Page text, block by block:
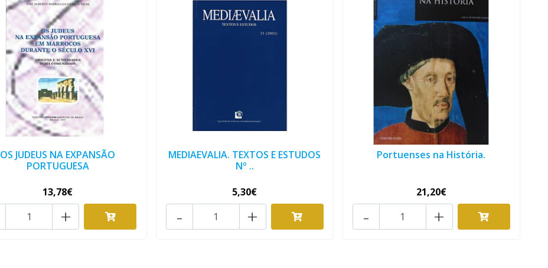
OS JUDEUS NA EXPANSÃO
PORTUGUESA
13,78€
+
MEDIAEVALIA. TEXTOS E ESTUDOS
Nº ..
5,30€
+
-
Portuenses na História.
21,20€
+
-